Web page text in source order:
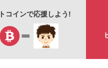
コインで応援しよう!